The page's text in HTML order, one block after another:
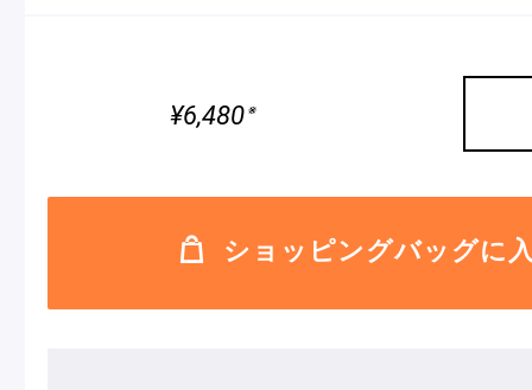
国内ブティック一覧 海外ブ
¥6,480 ※
ショッピングバッグに